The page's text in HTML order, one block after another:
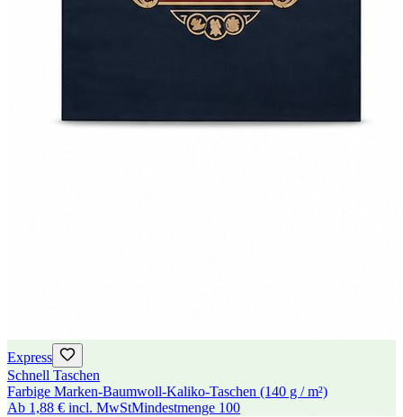
Express
Schnell Taschen
Farbige Marken-Baumwoll-Kaliko-Taschen (140 g / m²)
Ab 1,88 € incl. MwStMindestmenge 100